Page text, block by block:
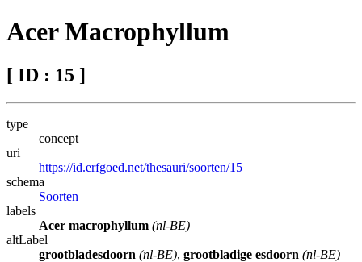
Acer Macrophyllum
[ ID : 15 ]
type
concept
uri
https://id.erfgoed.net/thesauri/soorten/15
schema
Soorten
labels
Acer macrophyllum (nl-BE)
altLabel
grootbladesdoorn (nl-BE), grootbladige esdoorn (nl-BE)